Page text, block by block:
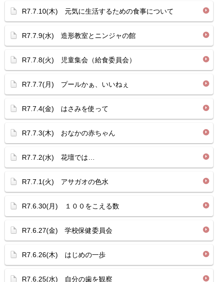
R7.7.10(木) 元気に生活するための食事について
R7.7.9(水) 造形教室とニンジャの館
R7.7.8(火) 児童集会（給食委員会）
R7.7.7(月) プールかぁ、いいねぇ
R7.7.4(金) はさみを使って
R7.7.3(木) おなかの赤ちゃん
R7.7.2(水) 花壇では…
R7.7.1(火) アサガオの色水
R7.6.30(月) １００をこえる数
R7.6.27(金) 学校保健委員会
R7.6.26(木) はじめの一歩
R7.6.25(水) 自分の歯を観察